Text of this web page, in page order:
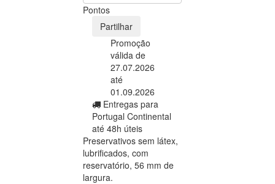
Pontos
Partilhar
Promoção
válida de
27.07.2026
até
01.09.2026
Entregas para
Portugal Continental
até 48h úteis
Preservativos sem látex,
lubrificados, com
reservatório, 56 mm de
largura.